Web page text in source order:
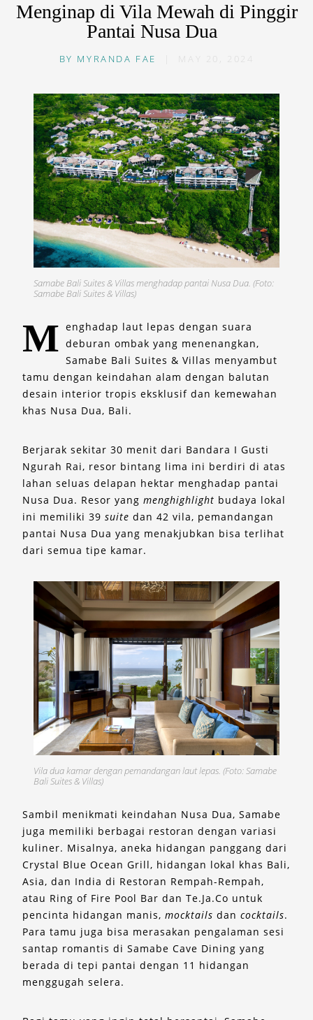
Menginap di Vila Mewah di Pinggir
Pantai Nusa Dua
BY MYRANDA FAE MAY 20, 2024
Samabe Bali Suites & Villas menghadap pantai Nusa Dua. (Foto:
Samabe Bali Suites & Villas)
M enghadap laut lepas dengan suara
deburan ombak yang menenangkan,
Samabe Bali Suites & Villas menyambut
tamu dengan keindahan alam dengan balutan
desain interior tropis eksklusif dan kemewahan
khas Nusa Dua, Bali.
Berjarak sekitar 30 menit dari Bandara I Gusti
Ngurah Rai, resor bintang lima ini berdiri di atas
lahan seluas delapan hektar menghadap pantai
Nusa Dua. Resor yang menghighlight budaya lokal
ini memiliki 39 suite dan 42 vila, pemandangan
pantai Nusa Dua yang menakjubkan bisa terlihat
dari semua tipe kamar.
Vila dua kamar dengan pemandangan laut lepas. (Foto: Samabe
Bali Suites & Villas)
Sambil menikmati keindahan Nusa Dua, Samabe
juga memiliki berbagai restoran dengan variasi
kuliner. Misalnya, aneka hidangan panggang dari
Crystal Blue Ocean Grill, hidangan lokal khas Bali,
Asia, dan India di Restoran Rempah-Rempah,
atau Ring of Fire Pool Bar dan Te.Ja.Co untuk
pencinta hidangan manis, mocktails dan cocktails.
Para tamu juga bisa merasakan pengalaman sesi
santap romantis di Samabe Cave Dining yang
berada di tepi pantai dengan 11 hidangan
menggugah selera.